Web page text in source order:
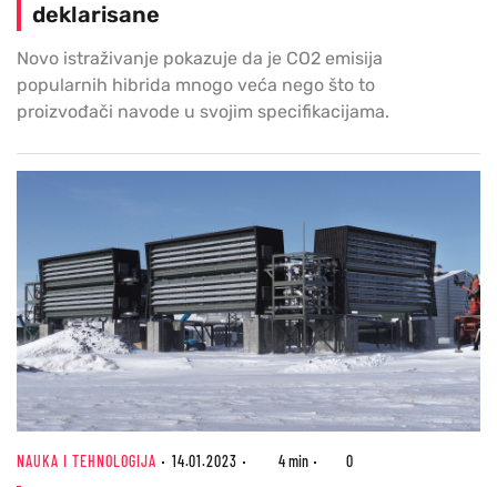
deklarisane
Novo istraživanje pokazuje da je CO2 emisija
popularnih hibrida mnogo veća nego što to
proizvođači navode u svojim specifikacijama.
NAUKA I TEHNOLOGIJA 14.01.2023 4 min 0